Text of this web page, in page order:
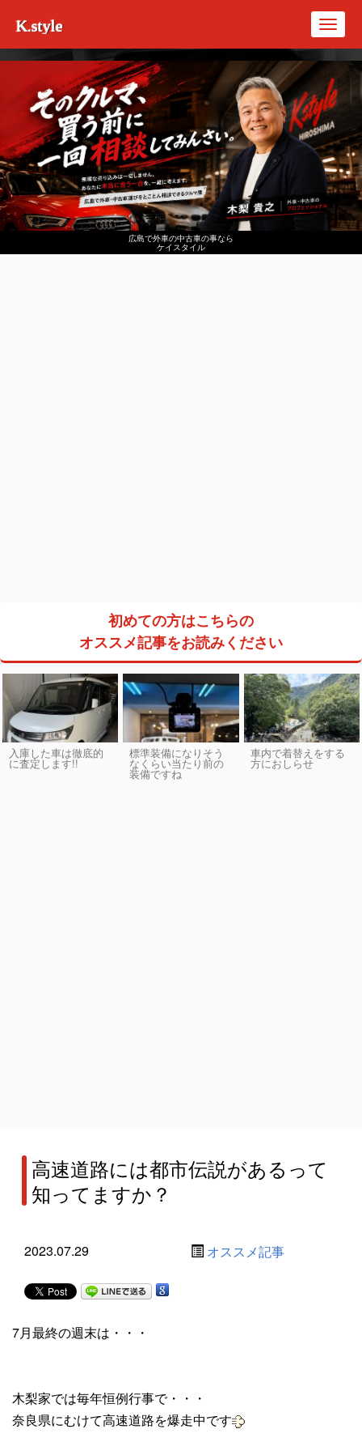
広島で外車の中古車の事なら
ケイスタイル
K.style
初めての方はこちらの
オススメ記事をお読みください
入庫した車は徹底的
に査定します!!
標準装備になりそう
なくらい当たり前の
装備ですね
車内で着替えをする
方におしらせ
高速道路には都市伝説があるって
知ってますか？
2023.07.29 オススメ記事
7月最終の週末は・・・
木梨家では毎年恒例行事で・・・
奈良県にむけて高速道路を爆走中です